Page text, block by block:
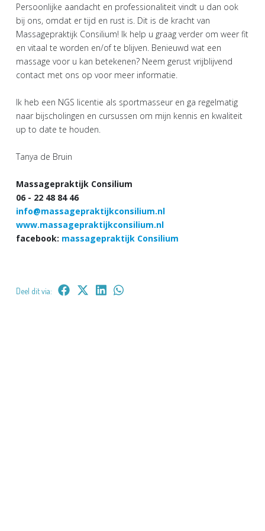
Persoonlijke aandacht en professionaliteit vindt u dan ook
bij ons, omdat er tijd en rust is. Dit is de kracht van
Massagepraktijk Consilium! Ik help u graag verder om weer fit
en vitaal te worden en/of te blijven. Benieuwd wat een
massage voor u kan betekenen? Neem gerust vrijblijvend
contact met ons op voor meer informatie.
Ik heb een NGS licentie als sportmasseur en ga regelmatig
naar bijscholingen en cursussen om mijn kennis en kwaliteit
up to date te houden.
Tanya de Bruin
Massagepraktijk Consilium
06 - 22 48 84 46
info@massagepraktijkconsilium.nl
www.massagepraktijkconsilium.nl
facebook: massagepraktijk Consilium
Deel dit via: